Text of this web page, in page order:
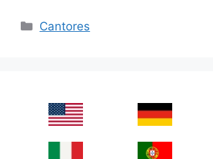
Categories
Cantores